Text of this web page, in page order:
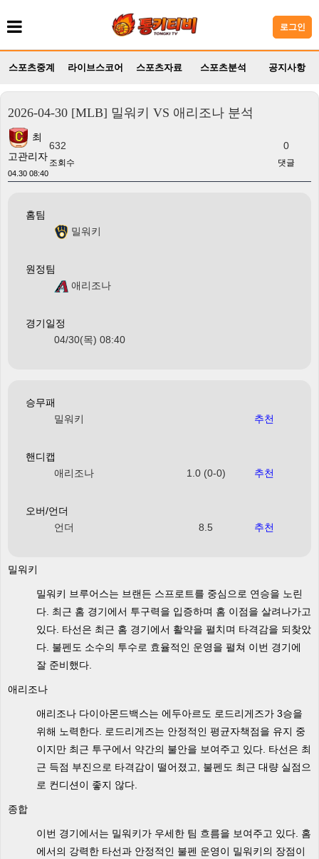
로그인
스포츠중계 라이브스코어 스포츠자료 스포츠분석 공지사항
2026-04-30 [MLB] 밀워키 VS 애리조나 분석
최
고관리자
04.30 08:40
632
조회수
0
댓글
홈팀
밀워키
원정팀
애리조나
경기일정
04/30(목) 08:40
승무패
밀워키
추천
핸디캡
애리조나
1.0 (0-0) 추천
오버/언더
언더
8.5 추천
밀워키
밀워키 브루어스는 브랜든 스프로트를 중심으로 연승을 노린
다. 최근 홈 경기에서 투구력을 입증하며 홈 이점을 살려나가고
있다. 타선은 최근 홈 경기에서 활약을 펼치며 타격감을 되찾았
다. 불펜도 소수의 투수로 효율적인 운영을 펼쳐 이번 경기에
잘 준비했다.
애리조나
애리조나 다이아몬드백스는 에두아르도 로드리게즈가 3승을
위해 노력한다. 로드리게즈는 안정적인 평균자책점을 유지 중
이지만 최근 투구에서 약간의 불안을 보여주고 있다. 타선은 최
근 득점 부진으로 타격감이 떨어졌고, 불펜도 최근 대량 실점으
로 컨디션이 좋지 않다.
종합
이번 경기에서는 밀워키가 우세한 팀 흐름을 보여주고 있다. 홈
에서의 강력한 타선과 안정적인 불펜 운영이 밀워키의 장점이